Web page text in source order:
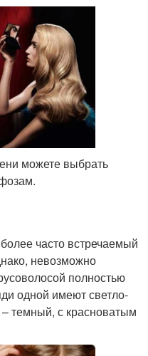
можете выбрать
часто встречаемый
невозможно
полностью
одной имеют светло-
темный, с красноватым